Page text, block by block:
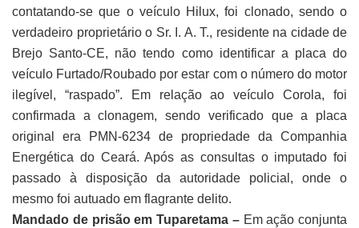
contatando-se que o veículo Hilux, foi clonado, sendo o
verdadeiro proprietário o Sr. I. A. T., residente na cidade de
Brejo Santo-CE, não tendo como identificar a placa do
veículo Furtado/Roubado por estar com o número do motor
ilegível, “raspado”. Em relação ao veículo Corola, foi
confirmada a clonagem, sendo verificado que a placa
original era PMN-6234 de propriedade da Companhia
Energética do Ceará. Após as consultas o imputado foi
passado à disposição da autoridade policial, onde o
mesmo foi autuado em flagrante delito.
Mandado de prisão em Tuparetama –Em ação conjunta